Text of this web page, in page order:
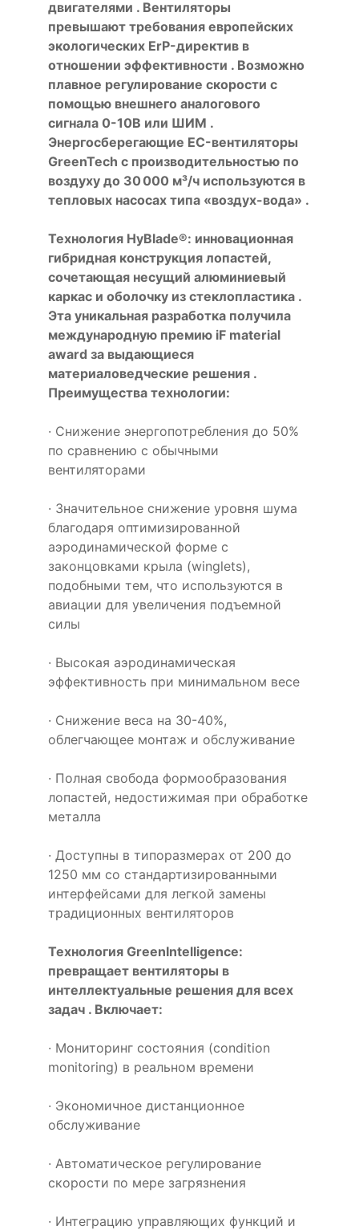
двигателями . Вентиляторы
превышают требования европейских
экологических ErP-директив в
отношении эффективности . Возможно
плавное регулирование скорости с
помощью внешнего аналогового
сигнала 0-10В или ШИМ .
Энергосберегающие EC-вентиляторы
GreenTech с производительностью по
воздуху до 30 000 м³/ч используются в
тепловых насосах типа «воздух-вода» .
Технология HyBlade®: инновационная
гибридная конструкция лопастей,
сочетающая несущий алюминиевый
каркас и оболочку из стеклопластика .
Эта уникальная разработка получила
международную премию iF material
award за выдающиеся
материаловедческие решения .
Преимущества технологии:
· Снижение энергопотребления до 50%
по сравнению с обычными
вентиляторами
· Значительное снижение уровня шума
благодаря оптимизированной
аэродинамической форме с
законцовками крыла (winglets),
подобными тем, что используются в
авиации для увеличения подъемной
силы
· Высокая аэродинамическая
эффективность при минимальном весе
· Снижение веса на 30-40%,
облегчающее монтаж и обслуживание
· Полная свобода формообразования
лопастей, недостижимая при обработке
металла
· Доступны в типоразмерах от 200 до
1250 мм со стандартизированными
интерфейсами для легкой замены
традиционных вентиляторов
Технология GreenIntelligence:
превращает вентиляторы в
интеллектуальные решения для всех
задач . Включает:
· Мониторинг состояния (condition
monitoring) в реальном времени
· Экономичное дистанционное
обслуживание
· Автоматическое регулирование
скорости по мере загрязнения
· Интеграцию управляющих функций и